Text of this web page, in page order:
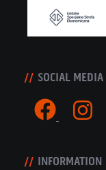
SOCIAL MEDIA
INFORMATION